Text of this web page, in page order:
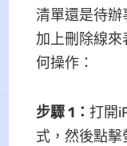
清單還是待辦
加上刪除線來
何操作：
步驟 1 ： 打開
式，然後點擊